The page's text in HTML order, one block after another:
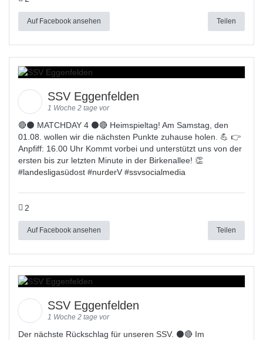
Auf Facebook ansehen Teilen
SSV Eggenfelden
1 Woche 2 tage vor
🔴⚫ MATCHDAY 4 ⚫🔴 Heimspieltag! Am Samstag, den
01.08. wollen wir die nächsten Punkte zuhause holen. 💪 👉
Anpfiff: 16.00 Uhr Kommt vorbei und unterstützt uns von der
ersten bis zur letzten Minute in der Birkenallee! 👏
#landesligasüdost #nurderV #ssvsocialmedia
2
Auf Facebook ansehen Teilen
SSV Eggenfelden
1 Woche 2 tage vor
Der nächste Rückschlag für unseren SSV. ⚫🔴 Im